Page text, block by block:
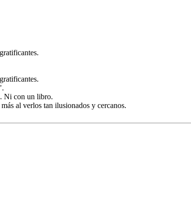
Ni con un libro.
al verlos tan ilusionados y cercanos.